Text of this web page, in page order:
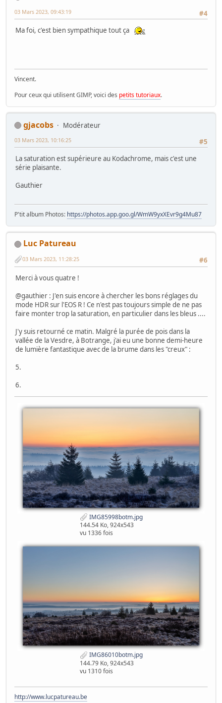
#4
03 Mars 2023, 09:43:19
Ma foi, c'est bien sympathique tout ça
Vincent.
Pour ceux qui utilisent GIMP, voici des petits tutoriaux.
gjacobs
Modérateur
#5
03 Mars 2023, 10:16:25
La saturation est supérieure au Kodachrome, mais c'est une
série plaisante.
Gauthier
P'tit album Photos: https://photos.app.goo.gl/WmW9yxXEvr9g4Mu87
Luc Patureau
#6
03 Mars 2023, 11:28:25
Merci à vous quatre !
@gauthier : J'en suis encore à chercher les bons réglages du
mode HDR sur l'EOS R ! Ce n'est pas toujours simple de ne pas
faire monter trop la saturation, en particulier dans les bleus ....
J'y suis retourné ce matin. Malgré la purée de pois dans la
vallée de la Vesdre, à Botrange, j'ai eu une bonne demi-heure
de lumière fantastique avec de la brume dans les "creux" :
5.
6.
IMG85998botm.jpg
144.54 Ko, 924x543
vu 1336 fois
IMG86010botm.jpg
144.79 Ko, 924x543
vu 1310 fois
http://www.lucpatureau.be